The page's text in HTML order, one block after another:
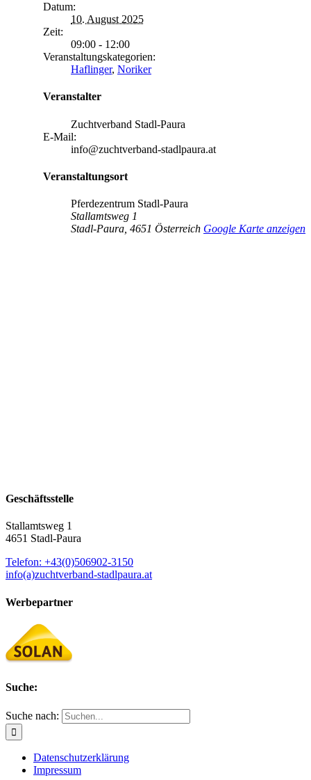
Datum:
10. August 2025
Zeit:
09:00 - 12:00
Veranstaltungskategorien:
Haflinger, Noriker
Veranstalter
Zuchtverband Stadl-Paura
E-Mail:
info@zuchtverband-stadlpaura.at
Veranstaltungsort
Pferdezentrum Stadl-Paura
Stallamtsweg 1
Stadl-Paura 4651 Österreich Google Karte anzeigen
Geschäftsstelle
Stallamtsweg 1
4651 Stadl-Paura
Telefon: +43(0)506902-3150
info(a)zuchtverband-stadlpaura.at
Werbepartner
Suche:
Suche nach:
Datenschutzerklärung
Impressum